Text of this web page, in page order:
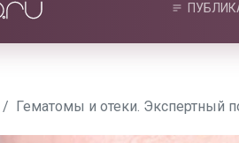
Гематомы и отеки. Экспертный